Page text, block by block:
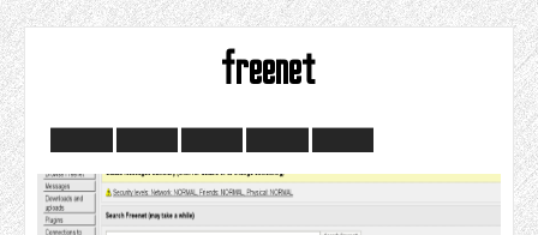
freenet